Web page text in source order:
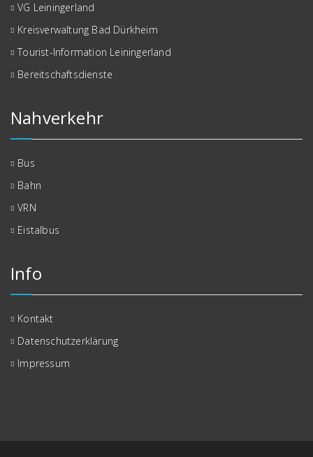
VG Leiningerland
Kreisverwaltung Bad Dürkheim
Tourist-Information Leiningerland
Bereitschaftsdienste
Nahverkehr
Bus
Bahn
VRN
Eistalbus
Info
Kontakt
Datenschutzerklärung
Impressum